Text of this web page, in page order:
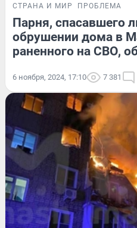
СТРАНА И МИР ПРОБЛЕМА
Парня, спасавшего
обрушении дома в
раненного на СВО,
6 ноября, 2024, 17:10 7 381